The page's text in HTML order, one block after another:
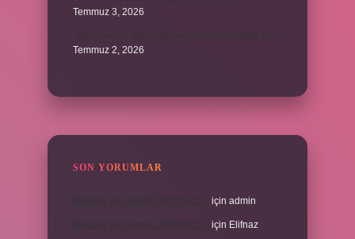
Temmuz 3, 2026
Titanyum mu daha sağlam paslanmaz çelik mi ?
Temmuz 2, 2026
SON YORUMLAR
için admin
için Elifnaz